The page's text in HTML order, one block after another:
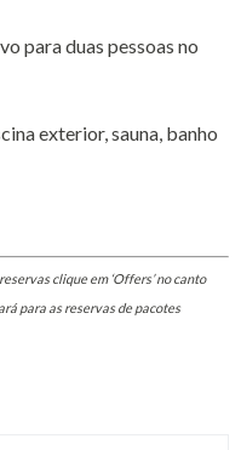
para duas pessoas no
exterior, sauna, banho
clique em ‘Offers’ no canto
para as reservas de pacotes